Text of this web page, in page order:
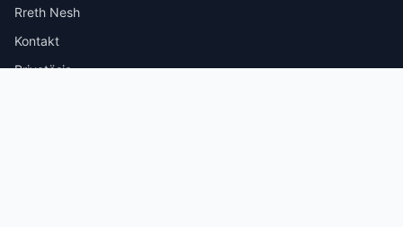
Rreth Nesh
Kontakt
Privatësia